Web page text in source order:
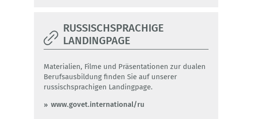
RUSSISCHSPRACHIGE
LANDINGPAGE
Materialien, Filme und Präsentationen zur dualen
Berufsausbildung finden Sie auf unserer
russischsprachigen Landingpage.
www.govet.international/ru